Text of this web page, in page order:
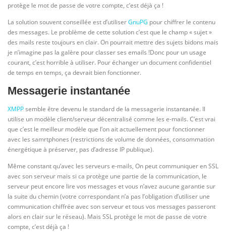
protège le mot de passe de votre compte, c’est déjà ça !
La solution souvent conseillée est d’utiliserGnuPG pour chiffrer le contenu
des messages. Le problème de cette solution c’est que le champ « sujet »
des mails reste toujours en clair. On pourrait mettre des sujets bidons mais
je n’imagine pas la galère pour classer ses emails !Donc pour un usage
courant, c’est horrible à utiliser. Pour échanger un document confidentiel
de temps en temps, ça devrait bien fonctionner.
Messagerie instantanée
XMPPsemble être devenu le standard de la messagerie instantanée. Il
utilise un modèle client/serveur décentralisé comme les e-mails. C’est vrai
que c’est le meilleur modèle que l’on ait actuellement pour fonctionner
avec les samrtphones (restrictions de volume de données, consommation
énergétique à préserver, pas d’adresse IP publique).
Même constant qu’avec les serveurs e-mails, On peut communiquer en SSL
avec son serveur mais si ca protège une partie de la communication, le
serveur peut encore lire vos messages et vous n’avez aucune garantie sur
la suite du chemin (votre correspondant n’a pas l’obligation d’utiliser une
communication chiffrée avec son serveur et tous vos messages passeront
alors en clair sur le réseau). Mais SSL protège le mot de passe de votre
compte, c’est déjà ça !